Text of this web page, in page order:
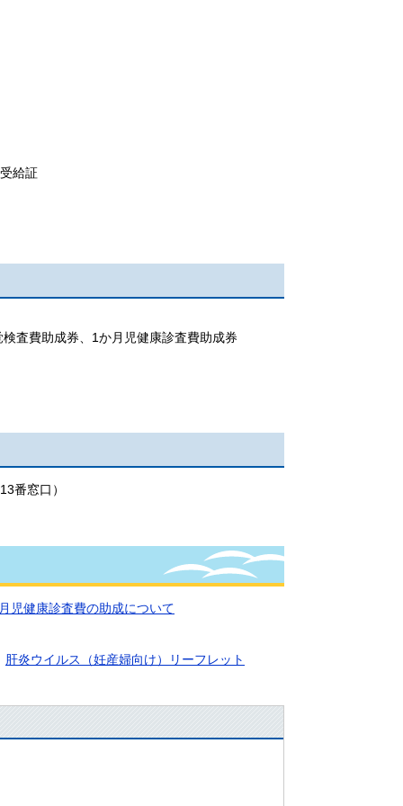
給証
査費助成券、1か月児健康診査費助成券
番窓口）
児健康診査費の助成について
肝炎ウイルス（妊産婦向け）リーフレット